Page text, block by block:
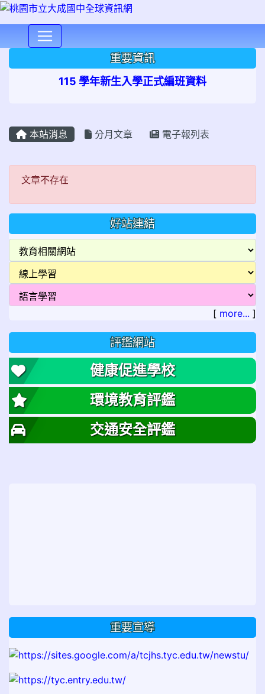
重要資訊
115 學年新生入學正式編班資料
本站消息 分月文章 電子報列表
文章不存在
文章不存在
好站連結
[ more... ]
評鑑網站
健康促進學校
環境教育評鑑
交通安全評鑑
重要宣導